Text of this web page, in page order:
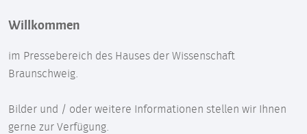
Willkommen
im Pressebereich des Hauses der Wissenschaft
Braunschweig.
Bilder und / oder weitere Informationen stellen wir Ihnen
gerne zur Verfügung.